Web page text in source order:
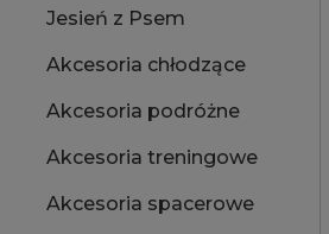
Jesień z Psem
Akcesoria chłodzące
Akcesoria podróżne
Akcesoria treningowe
Akcesoria spacerowe